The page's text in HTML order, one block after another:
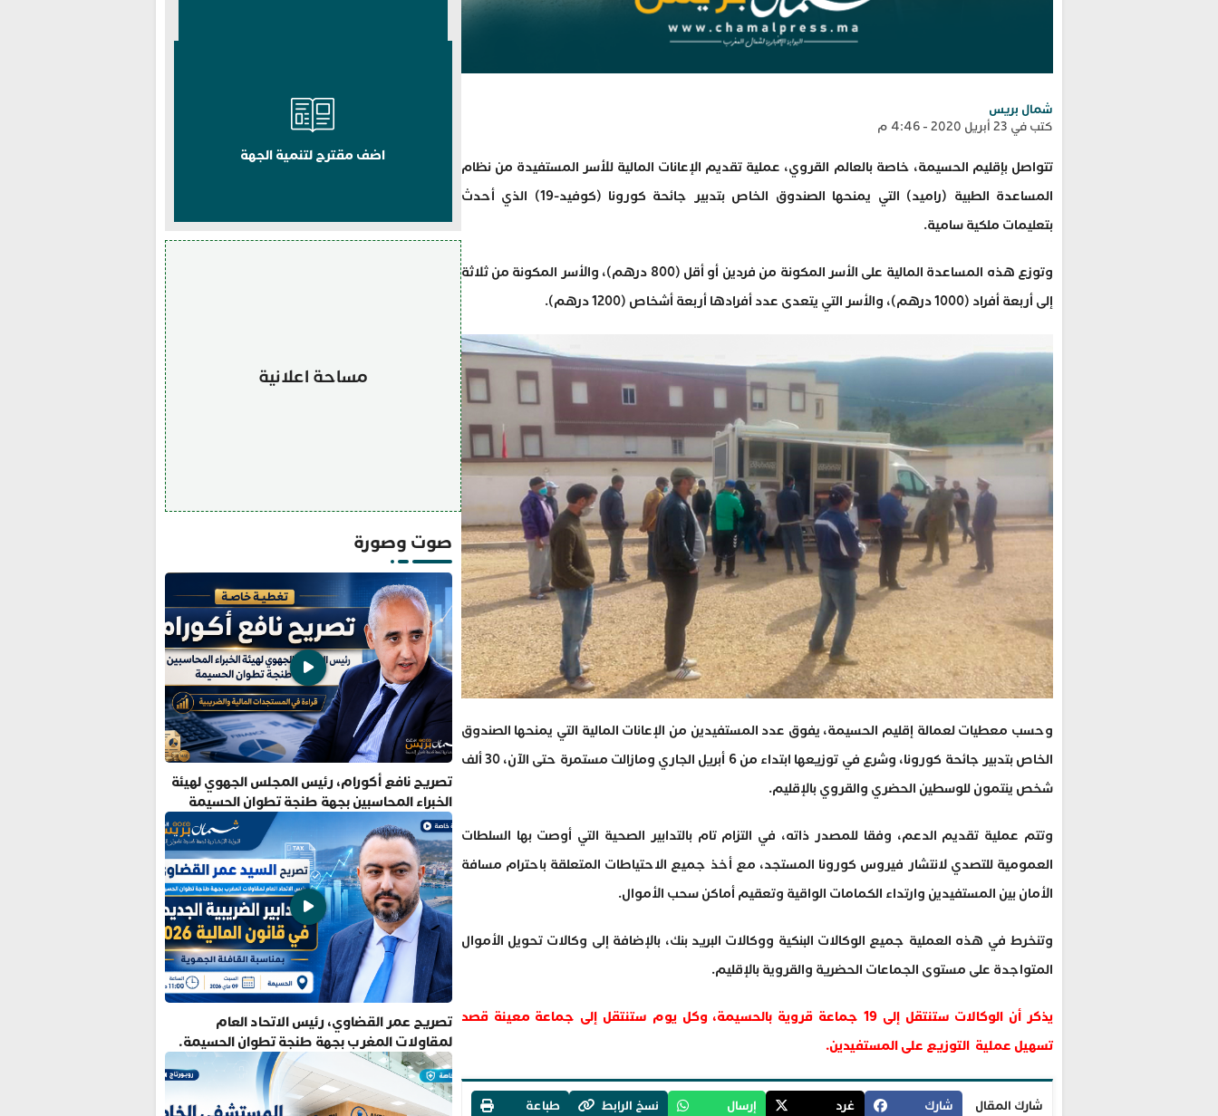
شمال بريس
كتب في 23 أبريل 2020 - 4:46 م
تتواصل بإقليم الحسيمة، خاصة بالعالم القروي، عملية تقديم الإعانات المالية للأسر المستفيدة من نظام
المساعدة الطبية (راميد) التي يمنحها الصندوق الخاص بتدبير جائحة كورونا (كوفيد-19) الذي أحدث
بتعليمات ملكية سامية.
وتوزع هذه المساعدة المالية على الأسر المكونة من فردين أو أقل (800 درهم)، والأسر المكونة من ثلاثة
إلى أربعة أفراد (1000 درهم)، والأسر التي يتعدى عدد أفرادها أربعة أشخاص (1200 درهم).
وحسب معطيات لعمالة إقليم الحسيمة، يفوق عدد المستفيدين من الإعانات المالية التي يمنحها الصندوق
الخاص بتدبير جائحة كورونا، وشرع في توزيعها ابتداء من 6 أبريل الجاري ومازالت مستمرة حتى الآن، 30 ألف
شخص ينتمون للوسطين الحضري والقروي بالإقليم.
وتتم عملية تقديم الدعم، وفقا للمصدر ذاته، في التزام تام بالتدابير الصحية التي أوصت بها السلطات
العمومية للتصدي لانتشار فيروس كورونا المستجد، مع أخذ جميع الاحتياطات المتعلقة باحترام مسافة
الأمان بين المستفيدين وارتداء الكمامات الواقية وتعقيم أماكن سحب الأموال.
وتنخرط في هذه العملية جميع الوكالات البنكية ووكالات البريد بنك، بالإضافة إلى وكالات تحويل الأموال
المتواجدة على مستوى الجماعات الحضرية والقروية بالإقليم.
يذكر أن الوكالات ستنتقل إلى 19 جماعة قروية بالحسيمة، وكل يوم ستنتقل إلى جماعة معينة قصد
تسهيل عملية التوزيع على المستفيدين.
شارك المقال شارك غرد إرسال نسخ الرابط طباعة
اضف مقترح لتنمية الجهة
مساحة اعلانية
صوت وصورة
تصريح نافع أكورام، رئيس المجلس الجهوي لهيئة
الخبراء المحاسبين بجهة طنجة تطوان الحسيمة
تصريح عمر القضاوي، رئيس الاتحاد العام
لمقاولات المغرب بجهة طنجة تطوان الحسيمة.